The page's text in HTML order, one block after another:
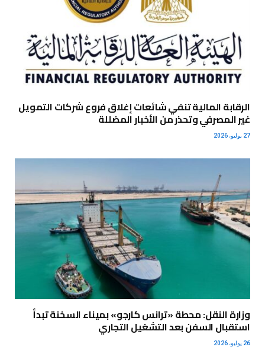
الرقابة المالية تنفي شائعات إغلاق فروع شركات التمويل
غير المصرفي وتحذر من الأخبار المضللة
27 يوليو، 2026
وزارة النقل: محطة «ترانس كارجو» بميناء السخنة تبدأ
استقبال السفن بعد التشغيل التجاري
26 يوليو، 2026